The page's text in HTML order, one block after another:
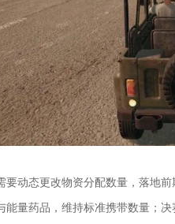
要动态更改物资分配数量，落地
能量药品，维持标准携带数量；